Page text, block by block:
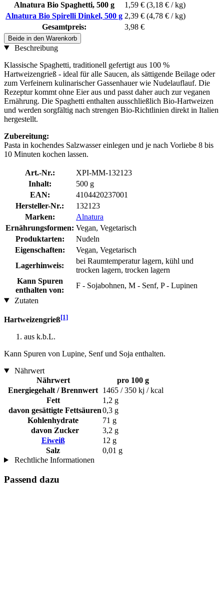
Alnatura Bio Spaghetti, 500 g 1,59 € (3,18 € / kg)
Alnatura Bio Spirelli Dinkel, 500 g 2,39 € (4,78 € / kg)
Gesamtpreis:
3,98 €
Beide in den Warenkorb
Beschreibung
Klassische Spaghetti, traditionell gefertigt aus 100 %
Hartweizengrieß - ideal für alle Saucen, als sättigende Beilage oder
zum Verfeinern kulinarischer Gassenhauer wie Nudelauflauf. Die
Rezeptur kommt ohne Eier aus und passt daher auch zur veganen
Ernährung. Die Spaghetti enthalten ausschließlich Bio-Hartweizen
und werden sorgfältig nach strengen Bio-Richtlinien direkt in Italien
hergestellt.
Zubereitung:
Pasta in kochendes Salzwasser einlegen und je nach Vorliebe 8 bis
10 Minuten kochen lassen.
Art.-Nr.:
XPI-MM-132123
Inhalt:
500 g
EAN:
4104420237001
Hersteller-Nr.:
132123
Marken:
Alnatura
Ernährungsformen: Vegan, Vegetarisch
Produktarten:
Nudeln
Eigenschaften:
Vegan, Vegetarisch
Lagerhinweis:
bei Raumtemperatur lagern, kühl und
trocken lagern, trocken lagern
Kann Spuren
enthalten von:
F - Sojabohnen, M - Senf, P - Lupinen
Zutaten
Hartweizengrieß[1]
aus k.b.L.
Kann Spuren von Lupine, Senf und Soja enthalten.
Nährwert
Nährwert
pro 100 g
Energiegehalt / Brennwert 1465 / 350 kj / kcal
Fett
1,2 g
davon gesättigte Fettsäuren0,3 g
Kohlenhydrate
71 g
davon Zucker
3,2 g
Eiweiß
12 g
Salz
0,01 g
Rechtliche Informationen
Passend dazu